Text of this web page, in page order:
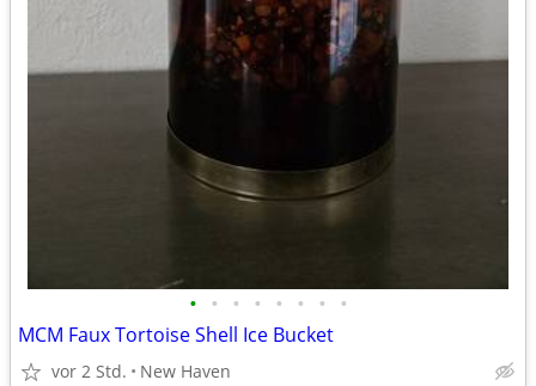
• • • • • • • •
MCM Faux Tortoise Shell Ice Bucket
vor 2 Std. New Haven